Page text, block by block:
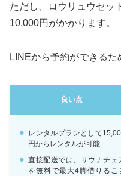
ただし、ロウリュウセッ
10,000円がかかります。
LINEから予約ができるた
良い点
レンタルプランとして
円からレンタルが可能
直接配送では、サウナチェ
を無料で最大4脚借りるこ